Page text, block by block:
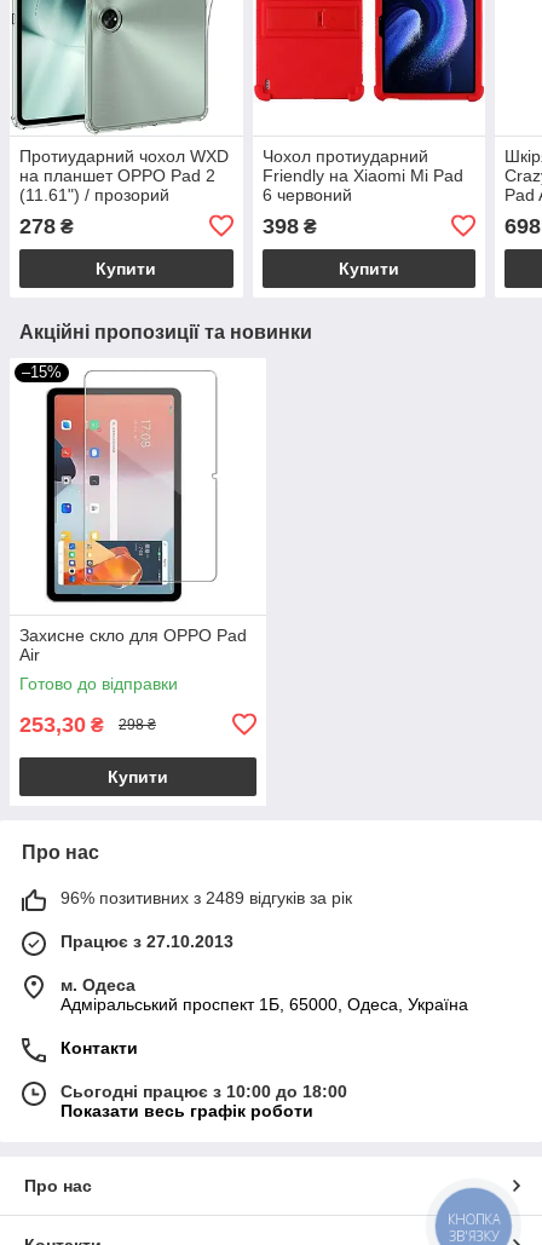
Протиударний чохол WXD
на планшет OPPO Pad 2
(11.61") / прозорий
278 ₴
Купити
Чохол протиударний
Friendly на Xiaomi Mi Pad
6 червоний
398₴
Купити
Pad
698
Акційні пропозиції та новинки
–15%
Захисне скло для OPPO Pad
Air
Готово до відправки
253,30 ₴ 298 ₴
Купити
Про нас
96% позитивних з 2489 відгуків за рік
Працює з 27.10.2013
м. Одеса
Адміральський проспект 1Б, 65000, Одеса, Україна
Контакти
Сьогодні працює з 10:00 до 18:00
Показати весь графік роботи
Про нас
КНОПКА
ЗВ'ЯЗКУ